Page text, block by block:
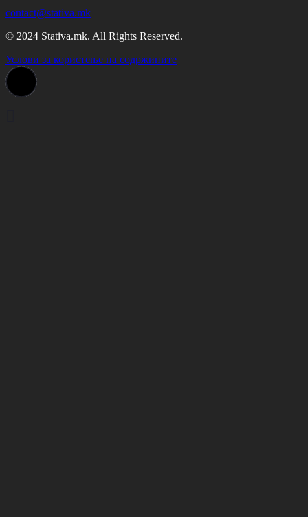
contact@stativa.mk
© 2024 Stativa.mk. All Rights Reserved.
Услови за користење на содржините